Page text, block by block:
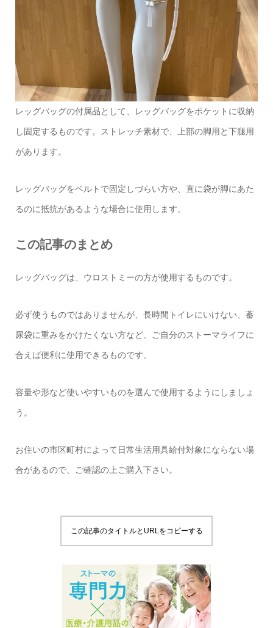
レッグバッグの付属品として、レッグバッグをポケットに収納
し固定するものです。ストレッチ素材で、上部の脚用と下腿用
があります。
レッグバッグをベルトで固定しづらい方や、直に袋が脚にあた
るのに抵抗があるような場合に使用します。
この記事のまとめ
レッグバッグは、ウロストミーの方が使用するものです。
必ず使うものではありませんが、長時間トイレにいけない、蓄
尿袋に重みをかけたくない方など、ご自分のストーマライフに
合えば便利に使用できるものです。
容量や形など使いやすいものを選んで使用するようにしましょ
う。
お住いの市区町村によって日常生活用具給付対象にならない場
合があるので、ご確認の上ご購入下さい。
この記事のタイトルとURLをコピーする